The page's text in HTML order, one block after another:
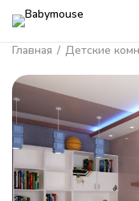
Главная / Детские